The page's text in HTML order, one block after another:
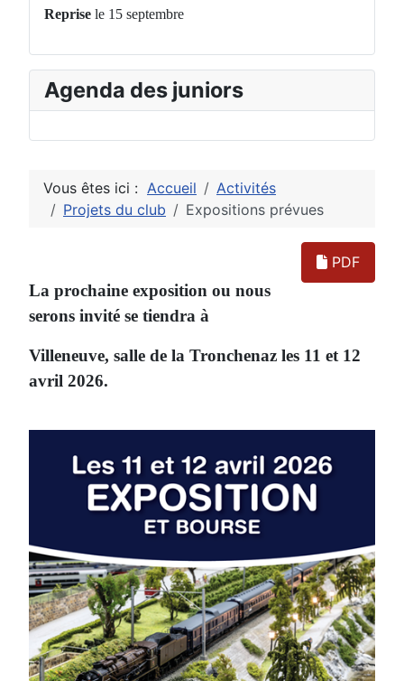
Reprise le 15 septembre
Agenda des juniors
Vous êtes ici : Accueil
Activités
Projets du club
Expositions prévues
PDF
La prochaine exposition ou nous
serons invité se tiendra à
Villeneuve, salle de la Tronchenaz les 11 et 12
avril 2026.